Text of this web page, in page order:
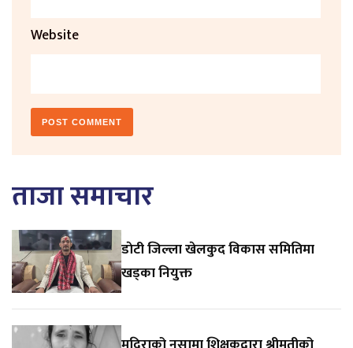
Website
ताजा समाचार
डाेटी जिल्ला खेलकुद विकास समितिमा
खड्का नियुक्त